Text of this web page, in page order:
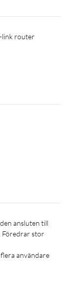
link router
Föredrar stor
användare